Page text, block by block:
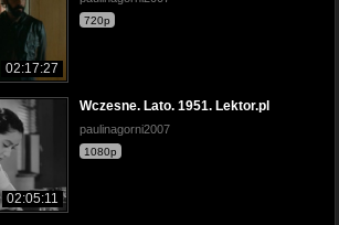
02:17:27
720p
02:05:11
Wczesne. Lato. 1951. Lektor.pl
paulinagorni2007
1080p